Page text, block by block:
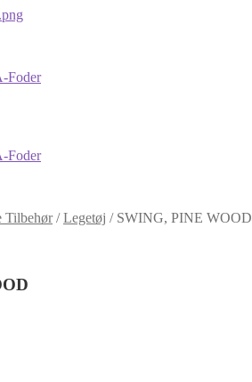
Foder
Foder
Tilbehør/Legetøj / SWING, PINE WOOD